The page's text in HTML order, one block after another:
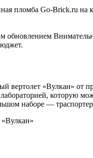
пломба Go-Brick.ru на
обновлением
вертолет «Вулкан» от
которую
наборе —